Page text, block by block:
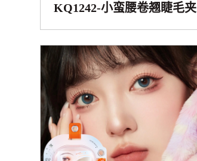
KQ1242-小蛮腰卷翘睫毛夹